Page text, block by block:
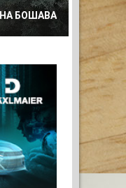
БОШАВА